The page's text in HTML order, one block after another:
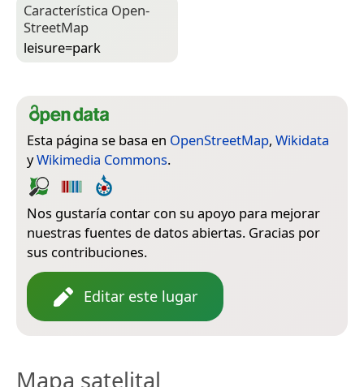
Característica Open­
Street­Map
leisure=­park
Esta página se basa en OpenStreetMap, Wikidata
yWikimedia Commons.
Nos gustaría contar con su apoyo para mejorar
nuestras fuentes de datos abiertas. Gracias por
sus contribuciones.
Editar este lugar
Mapa satelital